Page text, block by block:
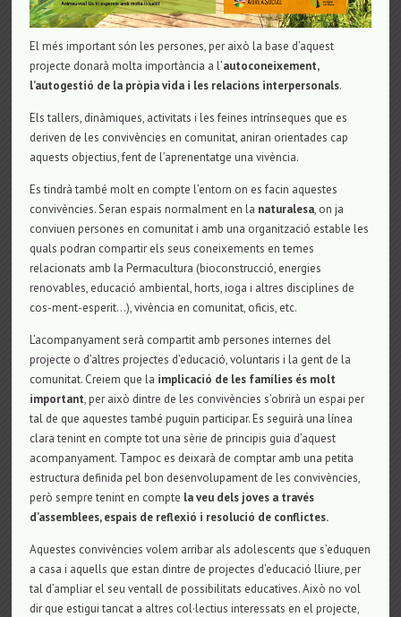
El més important són les persones, per això la base d’aquest
projecte donarà molta importància a l’autoconeixement,
l’autogestió de la pròpia vida i les relacions interpersonals.
Els tallers, dinàmiques, activitats i les feines intrínseques que es
deriven de les convivències en comunitat, aniran orientades cap
aquests objectius, fent de l’aprenentatge una vivència.
Es tindrà també molt en compte l’entorn on es facin aquestes
convivències. Seran espais normalment en la naturalesa, on ja
conviuen persones en comunitat i amb una organització estable les
quals podran compartir els seus coneixements en temes
relacionats amb la Permacultura (bioconstrucció, energies
renovables, educació ambiental, horts, ioga i altres disciplines de
cos-ment-esperit…), vivència en comunitat, oficis, etc.
L’acompanyament serà compartit amb persones internes del
projecte o d’altres projectes d’educació, voluntaris i la gent de la
comunitat. Creiem que la implicació de les famílies és molt
important, per això dintre de les convivències s’obrirà un espai per
tal de que aquestes també puguin participar. Es seguirà una línea
clara tenint en compte tot una sèrie de principis guia d’aquest
acompanyament. Tampoc es deixarà de comptar amb una petita
estructura definida pel bon desenvolupament de les convivències,
però sempre tenint en compte la veu dels joves a través
d’assemblees, espais de reflexió i resolució de conflictes.
Aquestes convivències volem arribar als adolescents que s’eduquen
a casa i aquells que estan dintre de projectes d’educació lliure, per
tal d’ampliar el seu ventall de possibilitats educatives. Això no vol
dir que estigui tancat a altres col·lectius interessats en el projecte,